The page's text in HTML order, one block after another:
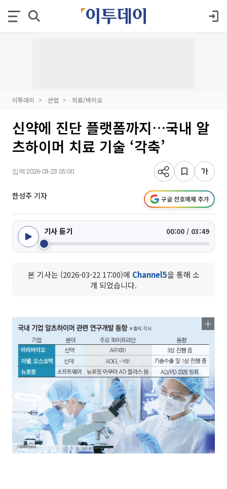
이투데이 산업 의료/바이오
신약에 진단 플랫폼까지…국내 알
츠하이머 치료 기술 ‘각축’
입력 2026-03-23 05:00
한성주 기자 구글 선호매체 추가
기사 듣기 00:00 / 03:49
본 기사는 (2026-03-22 17:00)에 Channel5을 통해 소
개 되었습니다.